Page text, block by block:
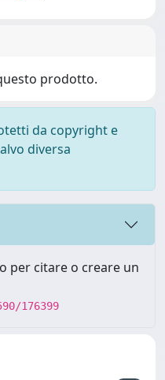
prodotto.
da copyright e
diversa
per citare o creare un
176399